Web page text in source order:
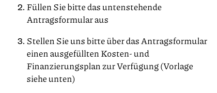
Füllen Sie bitte das untenstehende
Antragsformular aus
Stellen Sie uns bitte über das Antragsformular
einen ausgefüllten Kosten- und
Finanzierungsplan zur Verfügung (Vorlage
siehe unten)